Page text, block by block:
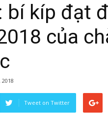
bí kíp đạt
của
Tweet on Twitter